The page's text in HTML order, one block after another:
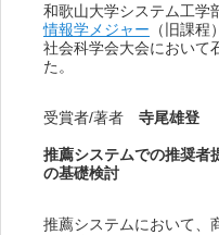
和歌山大学システム工学
情報学メジャー （旧課
社会科学会大会において
た。
受賞者/著者 寺尾雄登
推薦システムでの推奨者
の基礎検討
推薦システムにおいて、